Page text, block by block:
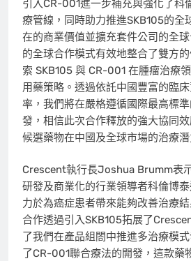
引入CR-001進一步補充與強化了科
療管線，同時助力推進SKB105的全
在的商業價值並擴充套件公司的全
的全球合作模式有效地整合了雙方
索 SKB105 與 CR-001 在腫瘤治療
用藥策略。透過依託中國豐富的臨
率，我們將在嚴格遵循國際最高標
發，相信此次合作釋放的強大協同
候選藥物在中國及全球市場的治療潛
Crescent執行長Joshua Brumm表
研發及商業化的行業領導者科倫博
力於為癌症患者帶來能夠改善治療
合作透過引入SKB105拓展了
了我們在產品組閤中推進多治療模
了CR-001聯合療法的開發，這款藥